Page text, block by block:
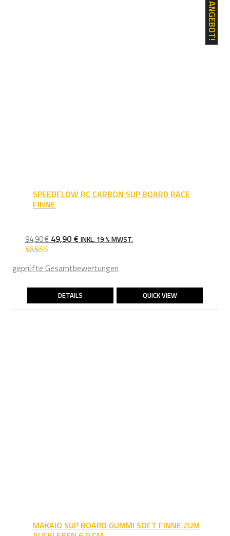
ANGEBOT!
SPEEDFLOW RC CARBON SUP BOARD RACE
FINNE
94,90€ URSPRÜNGLICHER
94,90 €
49,90 € AKTUELLER
49,90 €.
INKL. 19 % MWST.
5.00von 5
geprüfte Gesamtbewertungen
DETAILS QUICK VIEW
MAKAIO SUP BOARD GUMMI SOFT FINNE ZUM